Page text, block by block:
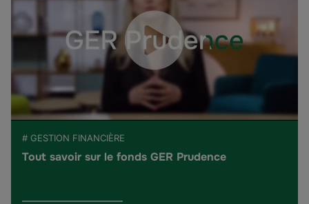
# GESTION FINANCIÈRE
Tout savoir sur le fonds GER Prudence